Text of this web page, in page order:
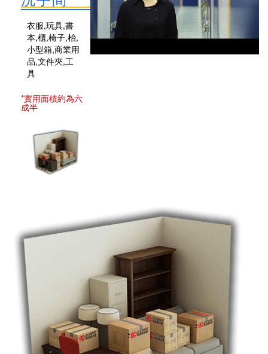
衣服,玩具,書
本,櫃,椅子,枱,
小型箱,商業用
品,文件夾,工
具
*實用面積約為六
成半